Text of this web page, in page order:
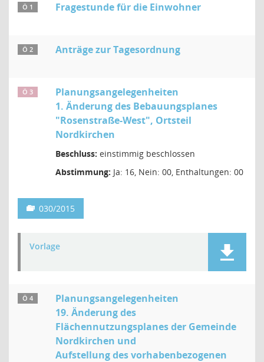
Ö 1 Fragestunde für die Einwohner
Ö 2 Anträge zur Tagesordnung
Ö 3
Planungsangelegenheiten
1. Änderung des Bebauungsplanes
"Rosenstraße-West", Ortsteil
Nordkirchen
Beschluss: einstimmig beschlossen
Abstimmung: Ja: 16, Nein: 00, Enthaltungen: 00
030/2015
Vorlage
Ö 4
Planungsangelegenheiten
19. Änderung des
Flächennutzungsplanes der Gemeinde
Nordkirchen und
Aufstellung des vorhabenbezogenen